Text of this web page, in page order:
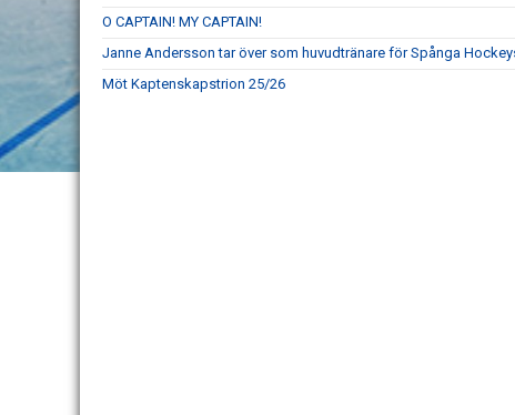
O CAPTAIN! MY CAPTAIN!
Janne Andersson tar över som huvudtränare för Spånga
Möt Kaptenskapstrion 25/26